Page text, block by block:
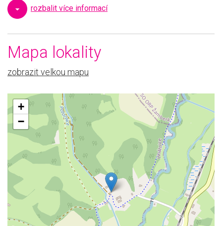
Schodiště
Vybavenost
rozbalit více informací
Mapa lokality
zobrazit velkou mapu
+
−